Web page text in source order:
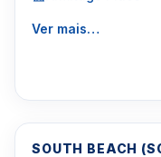
entre aqu
WhatsApp um
5744
Para Vendas ligar
Ver mais…
SOUTH BEACH